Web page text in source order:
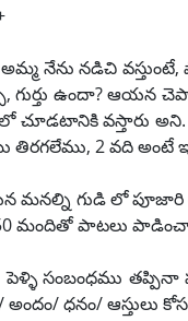
అమ్మ నేను నడిచి
గుర్తు ఉందా? ఆయన
చూడటానికి వస్తారు
తిరగలేము, 2 వది అంటే
మనల్ని గుడి లో పూజారి
మందితో పాటలు
పెళ్ళి సంబంధము తప్పినా
ధనం/ ఆస్తులు